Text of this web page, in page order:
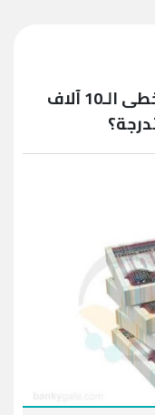
كيف تحصل على عائد شهري يتخطى الـ10 آلاف